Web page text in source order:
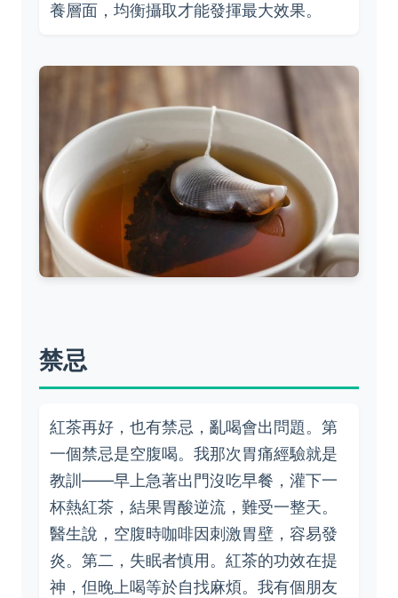
養層面，均衡攝取才能發揮最大效果。
禁忌
紅茶再好，也有禁忌，亂喝會出問題。第
一個禁忌是空腹喝。我那次胃痛經驗就是
教訓——早上急著出門沒吃早餐，灌下一
杯熱紅茶，結果胃酸逆流，難受一整天。
醫生說，空腹時咖啡因刺激胃壁，容易發
炎。第二，失眠者慎用。紅茶的功效在提
神，但晚上喝等於自找麻煩。我有個朋友